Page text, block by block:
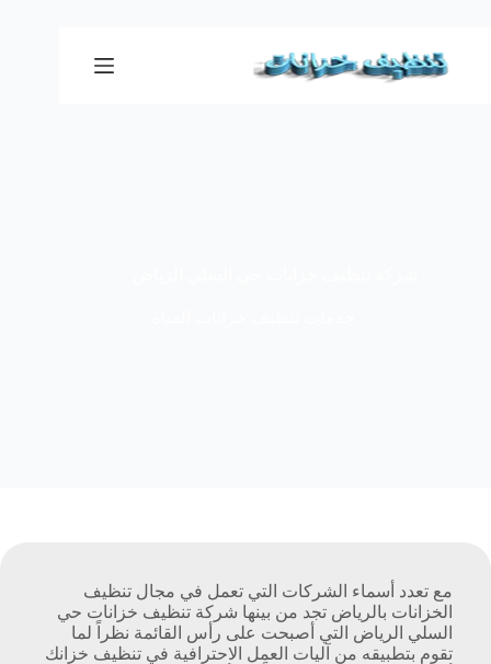
المحتوى
مع تعدد أسماء الشركات التي تعمل في مجال تنظيف
الخزانات بالرياض تجد من بينها شركة تنظيف خزانات حي
السلي الرياض التي أصبحت على رأس القائمة نظراً لما
تقوم بتطبيقه من آليات العمل الاحترافية في تنظيف خزانك